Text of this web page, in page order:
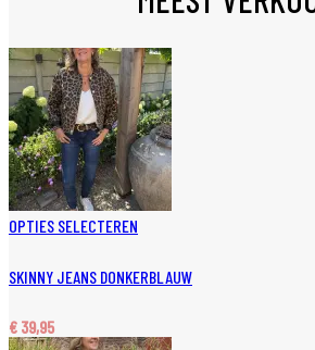
OPTIES SELECTEREN
SKINNY JEANS DONKERBLAUW
€ 39,95